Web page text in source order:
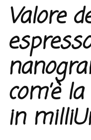
Valore
com’è
in